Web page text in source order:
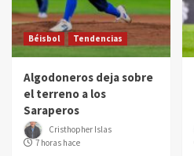
Béisbol Tendencias
Algodoneros deja sobre
el terreno a los
Saraperos
Cristhopher Islas
7 horas hace